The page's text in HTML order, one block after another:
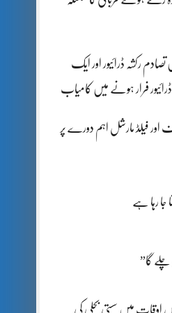
تصادم رکشہ ڈرائیور اور ایک
فرار ہونے میں کامیاب
اور فیلڈ مارشل اہم دورے پر
جا رہا ہے
گا”
اوقات میں سستی بجلی کی